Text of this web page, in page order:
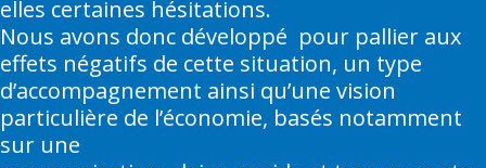
elles certaines hésitations.
Nous avons donc développé pour pallier aux
effets négatifs de cette situation, un type
d’accompagnement ainsi qu’une vision
particulière de l’économie, basés notamment
sur une